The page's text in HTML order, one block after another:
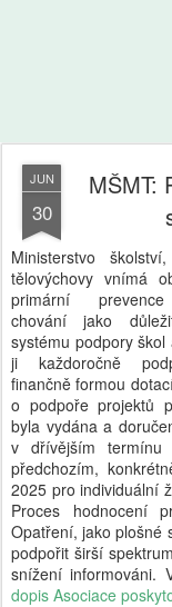
JUN
30
MŠMT:
Ministerstvo
tělovýchovy vnímá
primární
chování jako
systému podpory škol
ji každoročně
finančně formou
o podpoře projektů
byla vydána a
v dřívějším
předchozím,
2025 pro individuální
Proces hodnocení
Opatření, jako plošné
podpořit širší
snížení informováni.
dopis Asociace